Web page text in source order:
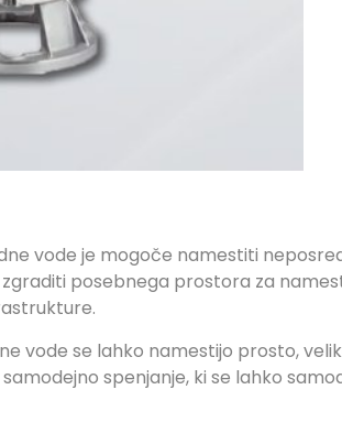
vode je mogoče namestiti
posebnega prostora za
vode se lahko namestijo prosto,
spenjanje, ki se lahko